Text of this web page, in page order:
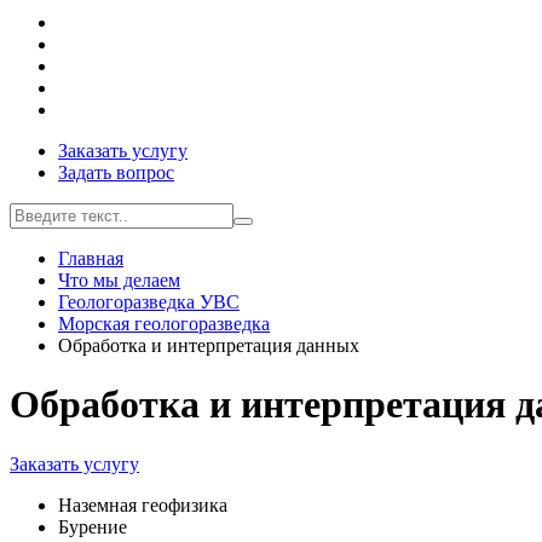
Заказать услугу
Задать вопрос
Главная
Что мы делаем
Геологоразведка УВС
Морская геологоразведка
Обработка и интерпретация данных
Обработка и интерпретация
Заказать услугу
Наземная геофизика
Бурение